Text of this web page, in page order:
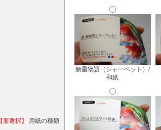
【要選択】 用紙の種類
新星物語（シャーベット）/
和紙